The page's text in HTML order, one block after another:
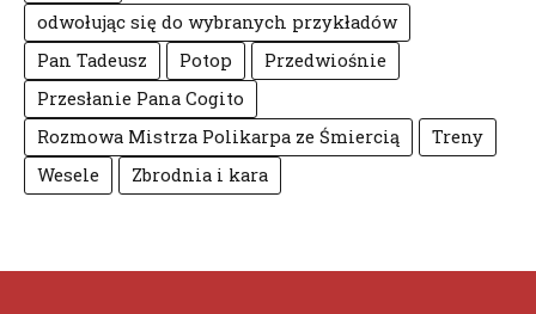
odwołując się do wybranych przykładów
Pan Tadeusz
Potop
Przedwiośnie
Przesłanie Pana Cogito
Rozmowa Mistrza Polikarpa ze Śmiercią
Treny
Wesele
Zbrodnia i kara